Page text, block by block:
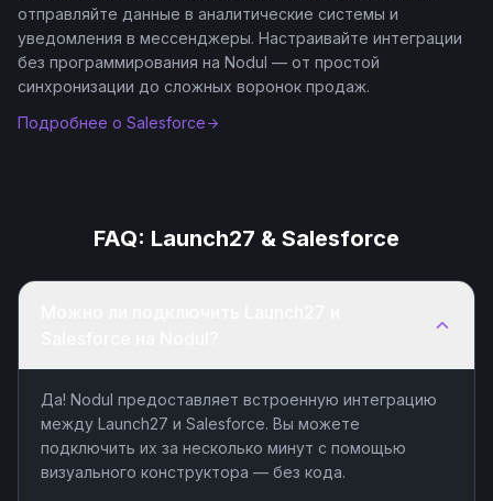
отправляйте данные в аналитические системы и
уведомления в мессенджеры. Настраивайте интеграции
без программирования на Nodul — от простой
синхронизации до сложных воронок продаж.
Подробнее о Salesforce
FAQ: Launch27 & Salesforce
Да! Nodul предоставляет встроенную интеграцию
между Launch27 и Salesforce. Вы можете
подключить их за несколько минут с помощью
визуального конструктора — без кода.